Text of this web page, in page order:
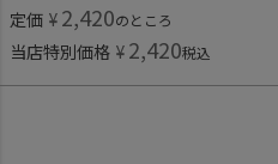
定価 ¥ 2,420のところ
当店特別価格 ¥ 2,420税込